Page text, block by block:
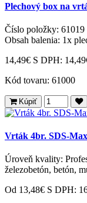
Plechový box na
Číslo položky: 61019
Obsah balenia: 1x
14,49€ S DPH:
Kód tovaru: 61000
Kúpiť
Vrták 4br. SDS-
Úroveň kvality:
železobetón, betón,
Od 13,48€ S DPH: